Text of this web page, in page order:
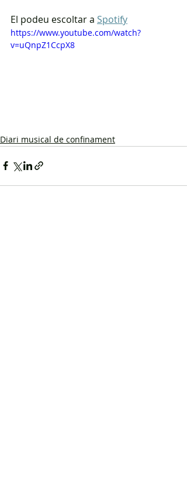
El podeu escoltar a Spotify
https://www.youtube.com/watch?
v=uQnpZ1CcpX8
Diari musical de confinament